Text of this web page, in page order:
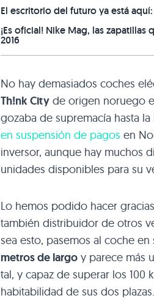
El escritorio del futuro ya está
¡Es oficial! Nike Mag, las
2016
No hay demasiados coches
Th!nk City de origen noruego
gozaba de supremacía hasta
en suspensión de pagos en
inversor, aunque hay muchos
unidades disponibles para su
Lo hemos podido hacer
también distribuidor de otros
sea esto, pasemos al coche
metros de largo y parece más
tal, y capaz de superar los 100
habitabilidad de sus dos